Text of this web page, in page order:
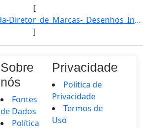
[
10: Titulo_da_Agenda-Diretor_de_Marcas-_Desenhos_Industriais_e_Indicacoes_Geograficas-Descricao_da_Agend]
]
Sobre
nós
Fontes
de Dados
Política
Privacidade
Política de
Privacidade
Termos de
Uso